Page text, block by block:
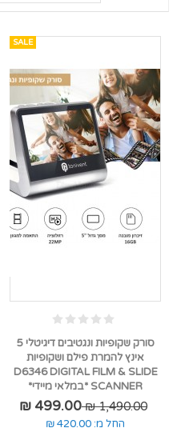
SALE
סורק שקופיות ונגטיבים דיגיטלי 5
אינץ להמרת פילם ושקופיות
D6346 DIGITAL FILM & SLIDE
SCANNER *במלאי מיידי*
1,490.00 ₪
499.00 ₪
החל מ: 420.00 ₪